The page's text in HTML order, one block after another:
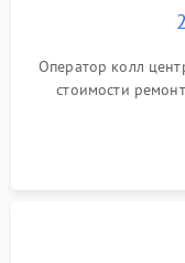
Оператор колл
стоимости